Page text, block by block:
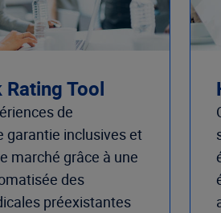
Rating Tool
de
garantie inclusives et
marché grâce à une
des
préexistantes